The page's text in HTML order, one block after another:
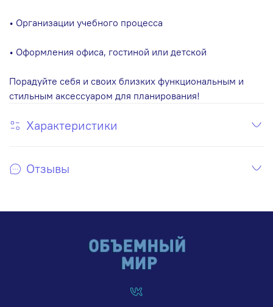
• Организации учебного процесса
• Оформления офиса, гостиной или детской
Порадуйте себя и своих близких функциональным и
стильным аксессуаром для планирования!
Характеристики
Отзывы